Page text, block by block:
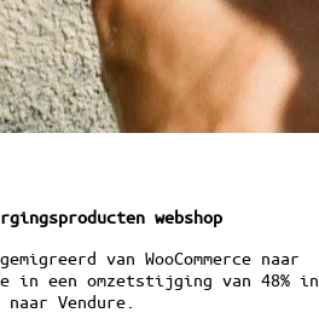
webshop
van WooCommerce naar
in een omzetstijging van 48% in
Vendure.